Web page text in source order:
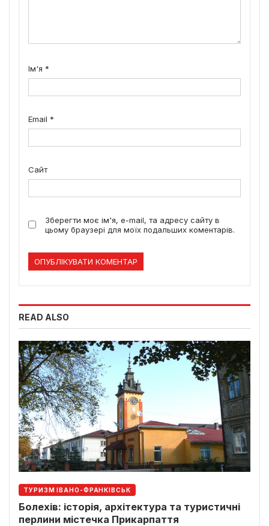
Ім'я *
Email *
Сайт
Зберегти моє ім'я, e-mail, та адресу сайту в
цьому браузері для моїх подальших коментарів.
READ ALSO
ТУРИЗМ ІВАНО-ФРАНКІВСЬК
Болехів: історія, архітектура та туристичні
перлини містечка Прикарпаття